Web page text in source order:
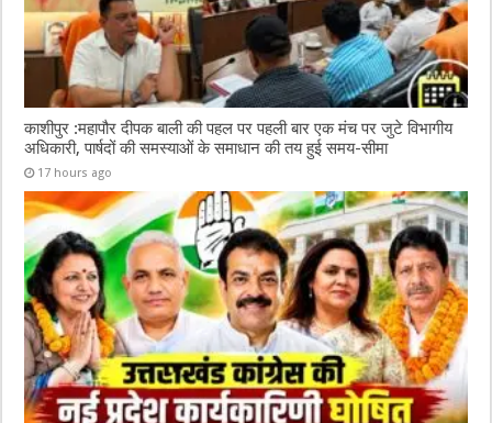
काशीपुर :महापौर दीपक बाली की पहल पर पहली बार एक मंच पर जुटे विभागीय
अधिकारी, पार्षदों की समस्याओं के समाधान की तय हुई समय-सीमा
17 hours ago